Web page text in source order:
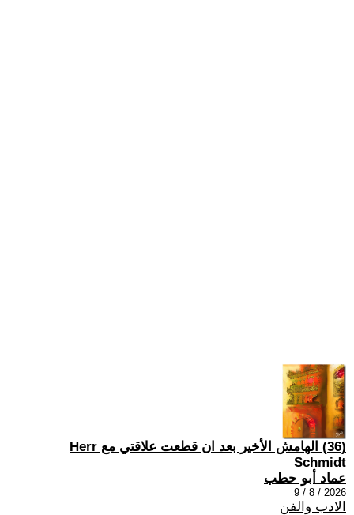
(36) الهامش الأخير بعد ان قطعت علاقتي مع Herr
Schmidt
عماد أبو حطب
2026 / 8 / 9
الادب والفن